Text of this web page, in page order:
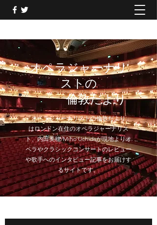
オペラジャーナリ
ストの
倫敦だより
「オペラジャーナリストの倫敦だより」
はロンドン在住のオペラジャーナリス
ト、内田美穂/Miho Uchidaが現地よりオ
ペラやクラシックコンサートのレビュー
や歌手へのインタビュー記事をお届けす
るサイトです。